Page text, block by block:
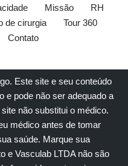
Missão
RH
de cirurgia
Tour 360
Contato
Este site e seu conteúdo
e pode não ser adequado a
site não substitui o médico.
médico antes de tomar
saúde. Marque sua
e Vasculab LTDA não são